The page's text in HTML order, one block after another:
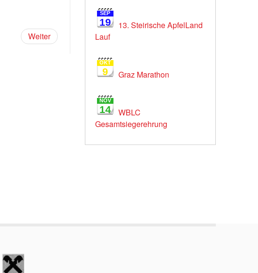
Weiter
SEP
19
13. Steirische ApfelLand
Lauf
OKT
9 Graz Marathon
NOV
14
WBLC
Gesamtsiegerehrung